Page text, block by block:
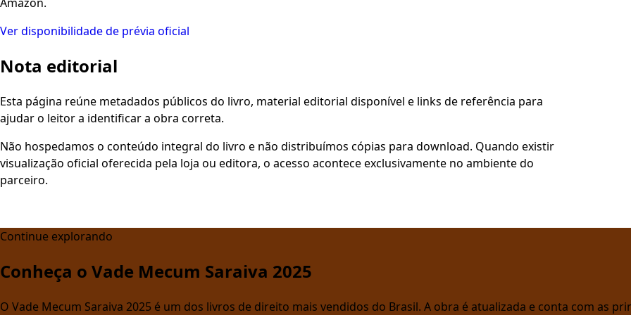
Ver disponibilidade de prévia oficial
Nota editorial
Esta página reúne metadados públicos do livro, material editorial disponível e links de referência para
ajudar o leitor a identificar a obra correta.
Não hospedamos o conteúdo integral do livro e não distribuímos cópias para download. Quando existir
visualização oficial oferecida pela loja ou editora, o acesso acontece exclusivamente no ambiente do
parceiro.
Continue explorando
Conheça o Vade Mecum Saraiva 2025
O Vade Mecum Saraiva 2025 é um dos livros de direito mais vendidos do Brasil. A obra é atualizada e conta com as